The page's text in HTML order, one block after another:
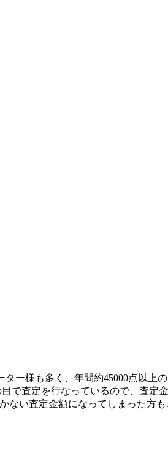
ー様も多く、年間約45000点以上
で査定を行なっているので、査定
い査定金額になってしまった方も